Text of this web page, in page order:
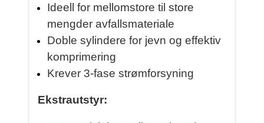
Ideell for mellomstore til store
mengder avfallsmateriale
Doble sylindere for jevn og effektiv
komprimering
Krever 3-fase strømforsyning
Ekstrautstyr: